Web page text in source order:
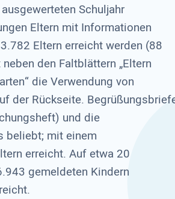
Schuljahr
Eltern mit Informationen
Eltern erreicht werden (88
den Faltblättern „Eltern
die Verwendung von
der Rückseite.
und die
beliebt; mit einem
erreicht. Auf etwa 20
gemeldeten Kindern